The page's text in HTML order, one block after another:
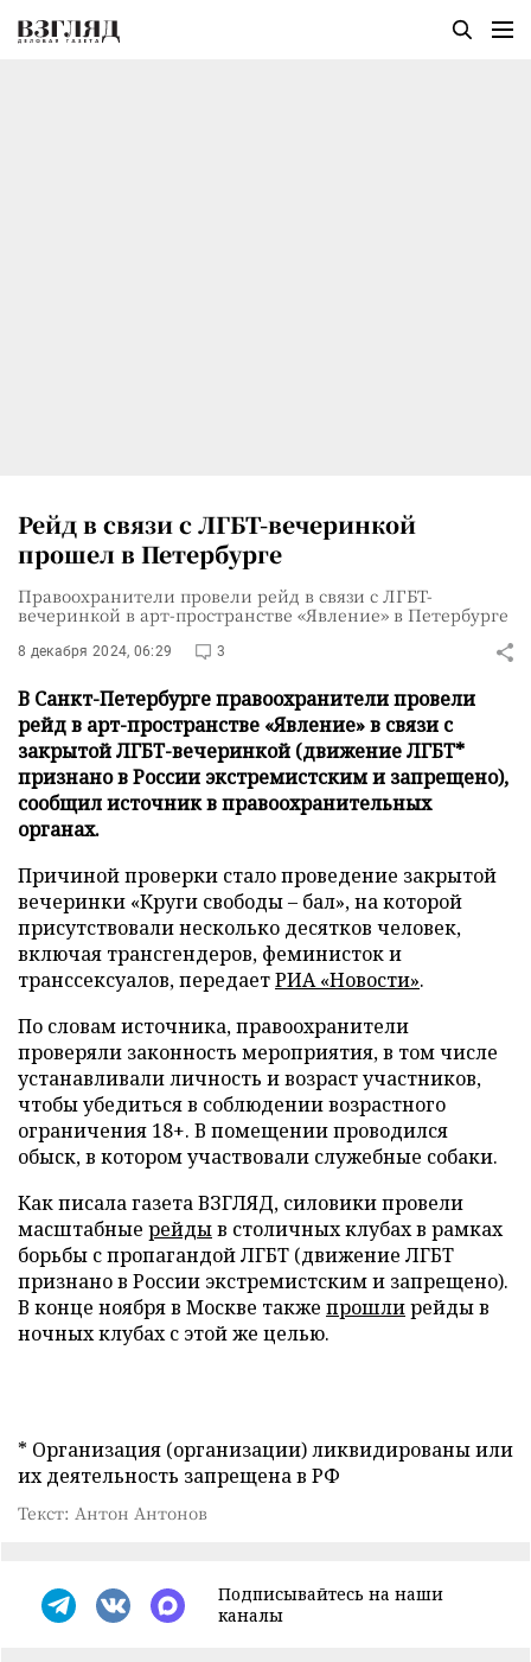
Рейд в связи с ЛГБТ-вечеринкой
прошел в Петербурге
Правоохранители провели рейд в связи с ЛГБТ-
вечеринкой в арт-пространстве «Явление» в Петербурге
8 декабря 2024, 06:29 3
В Санкт-Петербурге правоохранители провели
рейд в арт-пространстве «Явление» в связи с
закрытой ЛГБТ-вечеринкой (движение ЛГБТ*
признано в России экстремистским и запрещено),
сообщил источник в правоохранительных
органах.
Причиной проверки стало проведение закрытой
вечеринки «Круги свободы – бал», на которой
присутствовали несколько десятков человек,
включая трансгендеров, феминисток и
транссексуалов, передаетРИА «Новости».
По словам источника, правоохранители
проверяли законность мероприятия, в том числе
устанавливали личность и возраст участников,
чтобы убедиться в соблюдении возрастного
ограничения 18+. В помещении проводился
обыск, в котором участвовали служебные собаки.
Как писала газета ВЗГЛЯД, силовики провели
масштабные рейдыв столичных клубах в рамках
борьбы с пропагандой ЛГБТ (движение ЛГБТ
признано в России экстремистским и запрещено).
В конце ноября в Москве также прошлирейды в
ночных клубах с этой же целью.
* Организация (организации) ликвидированы или
их деятельность запрещена в РФ
Текст: Антон Антонов
Подписывайтесь на наши
каналы